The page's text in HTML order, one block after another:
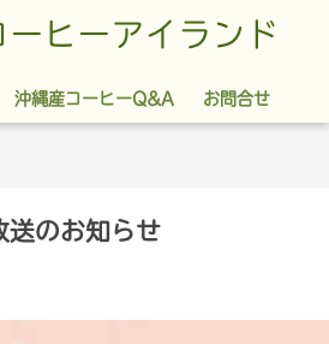
ヒーアイランド
沖縄産コーヒーQ&A お問合せ
送のお知らせ